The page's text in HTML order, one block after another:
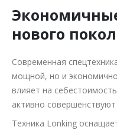
нового
Современная
мощной, но и
влияет на
активно совершенствуют
Техника Lonking